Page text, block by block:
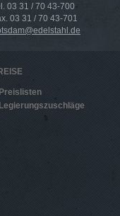
03 31 / 70 43-700
03 31 / 70 43-701
Legierungszuschläge